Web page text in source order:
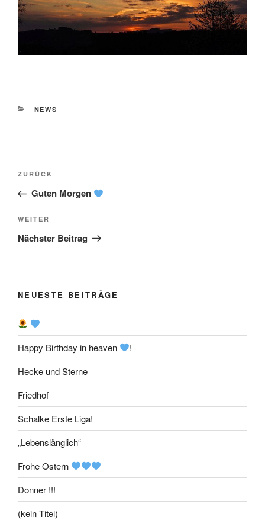
KATEGORIEN
NEWS
Beitragsnavigation
Vorheriger
Beitrag
ZURÜCK
Guten Morgen
Nächster
Beitrag
WEITER
Nächster Beitrag
NEUESTE BEITRÄGE
Happy Birthday in heaven
!
Hecke und Sterne
Friedhof
Schalke Erste Liga!
„Lebenslänglich“
Frohe Ostern
Donner !!!
(kein Titel)